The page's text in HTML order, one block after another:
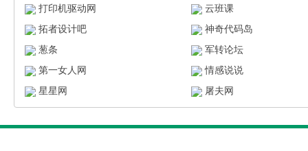
打印机驱动网
云班课
拓者设计吧
神奇代码岛
葱条
军转论坛
第一女人网
情感说说
星星网
屠夫网